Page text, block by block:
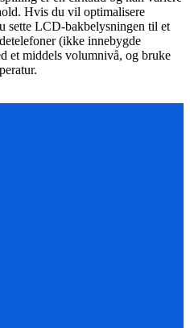
Hvis du vil optimalisere
sette LCD-bakbelysningen til et
(ikke innebygde
et middels volumnivå, og bruke